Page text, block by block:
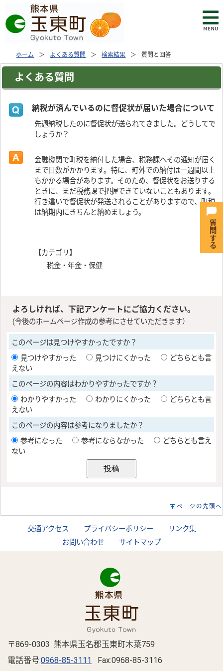
ホーム よくある質問 検索結果 質問と回答
よくある質問
納税が済んでいるのに督促状が届いた場合について
先週納税したのに督促状が送られてきました。どうしてで
しょうか？
金融機関で町税を納付した場合、税務課へその通知が届く
まで日数がかかります。特に、町外での納付は一週間以上
もかかる場合があります。そのため、督促状をお送りする
ときに、まだ税務課で把握できていないこともあります。
行き違いで督促状が発送されることがありますので、町税
は納期内にきちんと納めましょう。
【カテゴリ】
税金・年金・保健
ページの先頭へ
交通アクセス プライバシーポリシー
リンク集
お問い合わせ
サイトマップ
〒869-0303 熊本県玉名郡玉東町木葉759
電話番号:0968-85-3111 Fax:0968-85-3116